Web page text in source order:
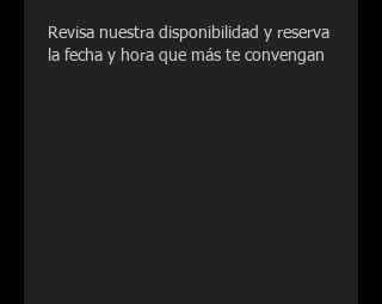
Revisa nuestra disponibilidad y reserva
la fecha y hora que más te convengan